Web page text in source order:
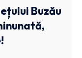
Buzău